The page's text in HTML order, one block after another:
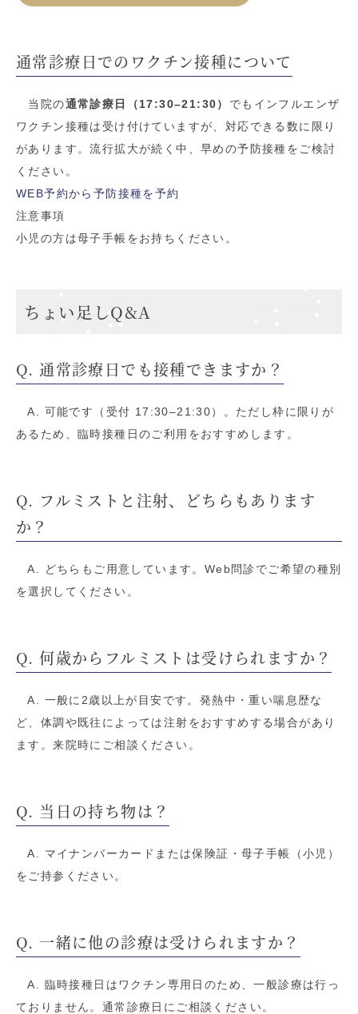
通常診療日でのワクチン接種について
当院の通常診療日（17:30–21:30） でもインフルエンザ
ワクチン接種は受け付けていますが、対応できる数に限り
があります。流行拡大が続く中、早めの予防接種をご検討
ください。
WEB予約から予防接種を予約
注意事項
小児の方は母子手帳をお持ちください。
ちょい足しQ&A
Q. 通常診療日でも接種できますか？
A. 可能です（受付 17:30–21:30）。ただし枠に限りが
あるため、臨時接種日のご利用をおすすめします。
Q. フルミストと注射、どちらもあります
か？
A. どちらもご用意しています。Web問診でご希望の種別
を選択してください。
Q. 何歳からフルミストは受けられますか？
A. 一般に2歳以上が目安です。発熱中・重い喘息歴な
ど、体調や既往によっては注射をおすすめする場合があり
ます。来院時にご相談ください。
Q. 当日の持ち物は？
A. マイナンバーカードまたは保険証・母子手帳（小児）
をご持参ください。
Q. 一緒に他の診療は受けられますか？
A. 臨時接種日はワクチン専用日のため、一般診療は行っ
ておりません。通常診療日にご相談ください。